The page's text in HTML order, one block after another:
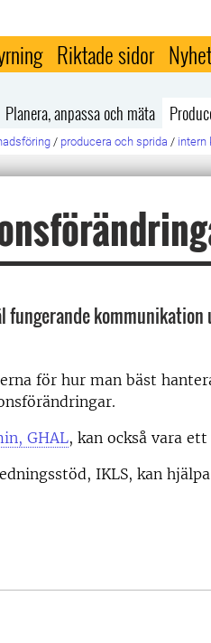
Riktade sidor
Planera, anpassa och mäta
/ producera och sprida / intern
fungerande
för hur man bäst
GHAL, kan också vara
IKLS, kan